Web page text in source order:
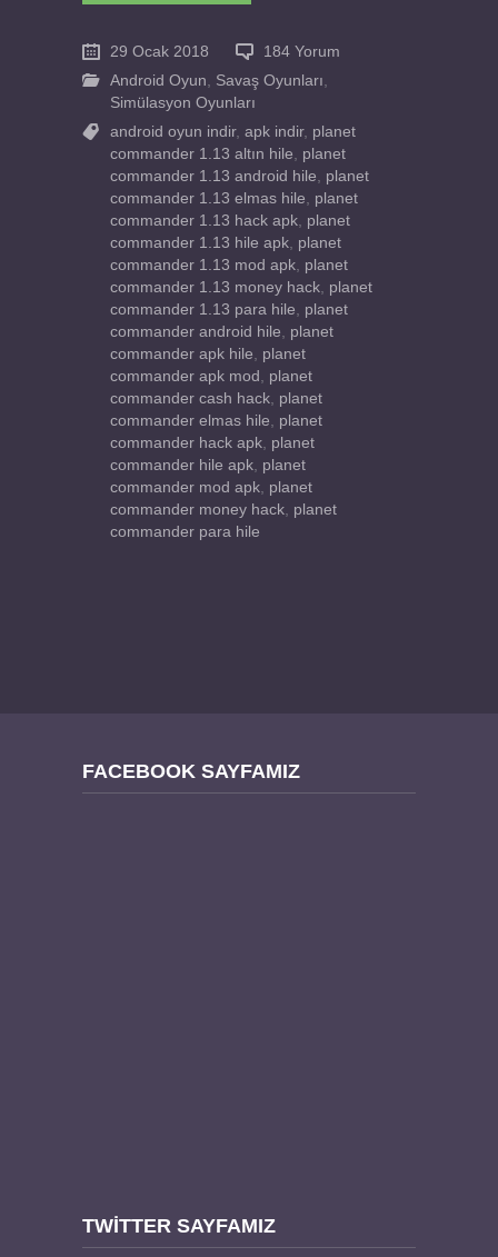
29 Ocak 2018
184 Yorum
Android Oyun
Savaş Oyunları
Simülasyon Oyunları
android oyun indir, apk indir, planet
commander 1.13 altın hile
planet
commander 1.13 android hile
planet
commander 1.13 elmas hile
planet
commander 1.13 hack apk planet
commander 1.13 hile apk planet
commander 1.13 mod apk planet
commander 1.13 money hack planet
commander 1.13 para hile
planet
commander android hile
planet
commander apk hile
planet
commander apk mod
planet
commander cash hack planet
commander elmas hile
planet
commander hack apk planet
commander hile apk planet
commander mod apk planet
commander money hack planet
commander para hile
FACEBOOK SAYFAMIZ
TWITTER SAYFAMIZ